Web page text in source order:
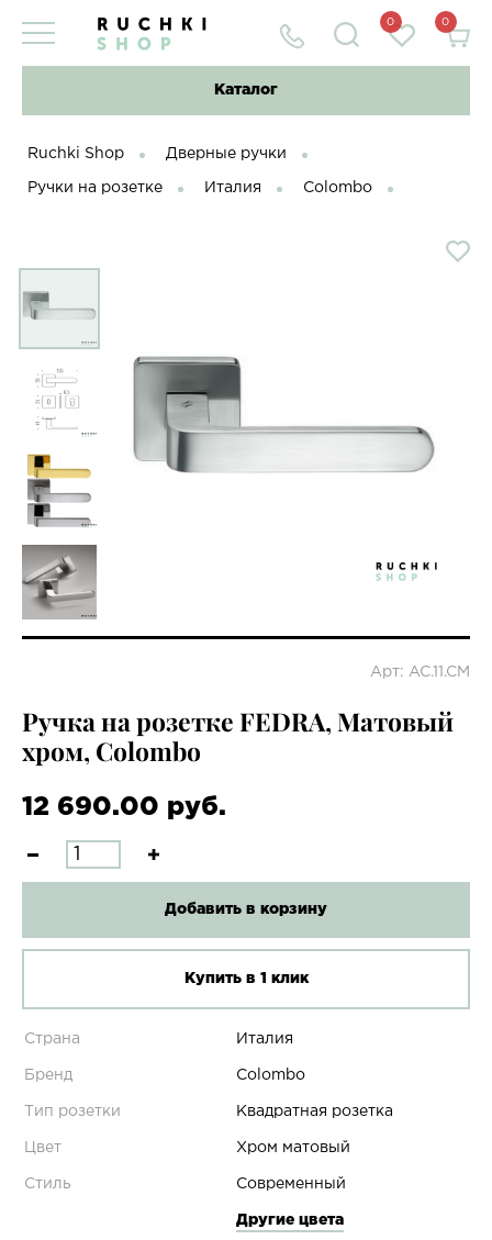
0 0
Каталог
Ruchki Shop Дверные ручки
Ручки на розетке Италия Colombo
Арт: AC.11.CM
Ручка на розетке FEDRA, Матовый
хром, Colombo
12 690.00 руб.
Добавить в корзину
Купить в 1 клик
Страна Италия
Бренд Colombo
Тип розетки Квадратная розетка
Цвет Хром матовый
Стиль Современный
Другие цвета